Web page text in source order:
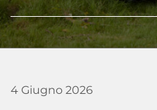
4 Giugno 2026